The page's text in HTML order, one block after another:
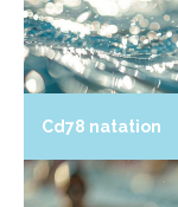
Cd78 natation